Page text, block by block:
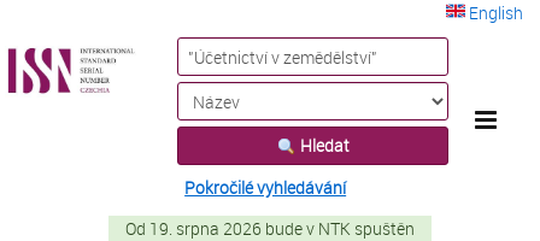
English
VuFind
Hledat
Pokročilé vyhledávání
Od 19. srpna 2026 bude v NTK spuštěn